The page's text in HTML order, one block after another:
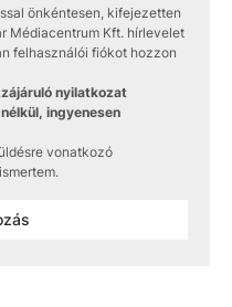
önkéntesen, kifejezetten
Médiacentrum Kft. hírlevelet
felhasználói fiókot hozzon
nyilatkozat
ingyenesen
vonatkozó